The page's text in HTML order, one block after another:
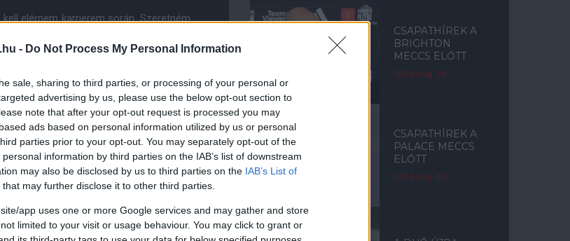
- Do Not Process My Personal Information
sale, sharing to third parties, or processing of your personal or
advertising by us, please use the below opt-out section to
note that after your opt-out request is processed you may
ads based on personal information utilized by us or personal
parties prior to your opt-out. You may separately opt-out of the
information by third parties on the IAB’s list of downstream
may also be disclosed by us to third parties on the IAB’s List of
that may further disclose it to other third parties.
app uses one or more Google services and may gather and store
limited to your visit or usage behaviour. You may click to grant or
elérnem karrierem során. Szeretném
hogy keményen edzem továbbra is, és
re!
működését!
CSAPATHÍREK A
BRIGHTON
MECCS ELŐTT
2024. máj. 18.
CSAPATHÍREK A
PALACE MECCS
ELŐTT
2024. máj. 02.